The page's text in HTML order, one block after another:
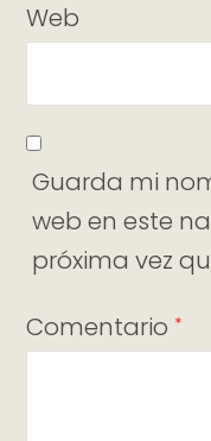
Web
Guarda mi
web en este
próxima vez
Comentario *